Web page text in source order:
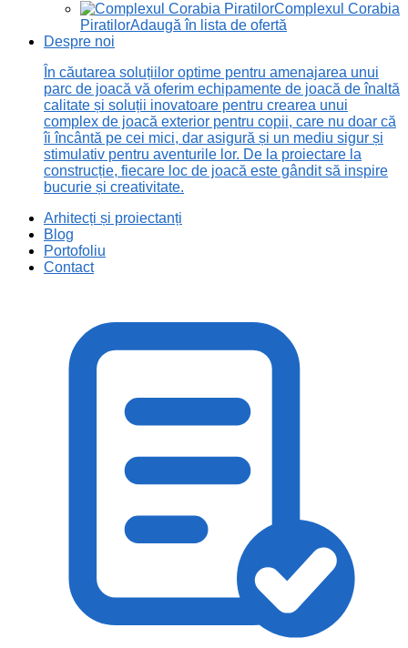
Complexul Corabia
PiratilorAdaugă în lista de ofertă
Despre noi
În căutarea soluțiilor optime pentru amenajarea unui
parc de joacă vă oferim echipamente de joacă de înaltă
calitate și soluții inovatoare pentru crearea unui
complex de joacă exterior pentru copii, care nu doar că
îi încântă pe cei mici, dar asigură și un mediu sigur și
stimulativ pentru aventurile lor. De la proiectare la
construcție, fiecare loc de joacă este gândit să inspire
bucurie și creativitate.
Arhitecți și proiectanți
Blog
Portofoliu
Contact